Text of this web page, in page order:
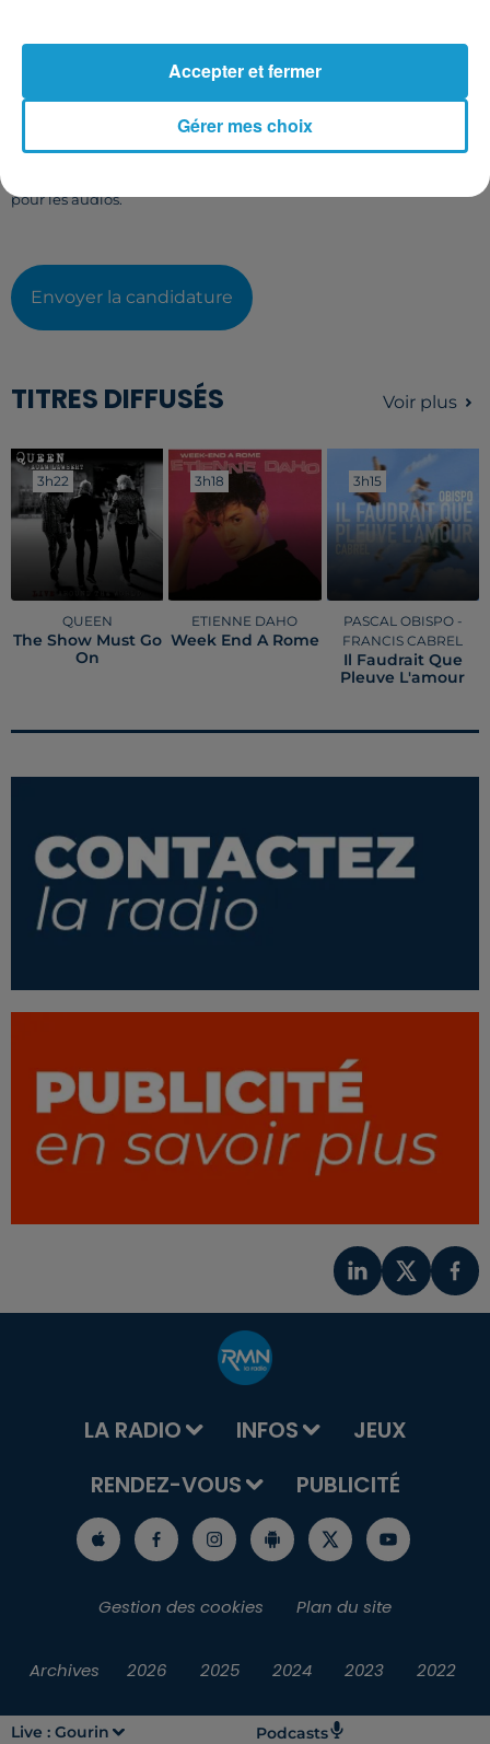
Live : Gourin Podcasts
pour les audios.
Votre lettre de motivation
pour les audios.
Envoyer la candidature
TITRES DIFFUSÉS Voir plus
3h22
3h22
QUEEN
The Show Must Go
On
3h18
3h18
ETIENNE DAHO
Week End A Rome
3h15
3h15
PASCAL OBISPO -
FRANCIS CABREL
Il Faudrait Que
Pleuve L'amour
LA RADIO INFOS
JEUX
RENDEZ-VOUS
PUBLICITÉ
Gestion des cookies Plan du site
Archives 2026 2025 2024 2023 2022
Gérer mes choix
Accepter et fermer